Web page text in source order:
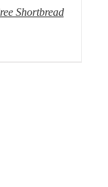
Shortbread